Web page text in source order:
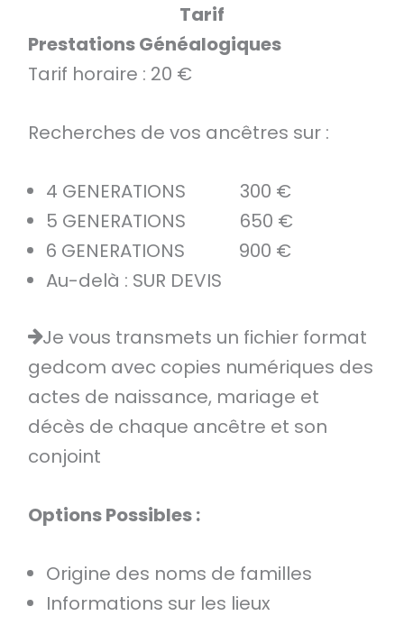
Tarif
Prestations Généalogiques
Tarif horaire : 20 €
Recherches de vos ancêtres sur :
4 GENERATIONS 300 €
5 GENERATIONS 650 €
6 GENERATIONS 900 €
Au-delà : SUR DEVIS
Je vous transmets un fichier format
gedcom avec copies numériques des
actes de naissance, mariage et
décès de chaque ancêtre et son
conjoint
Options Possibles :
Origine des noms de familles
Informations sur les lieux